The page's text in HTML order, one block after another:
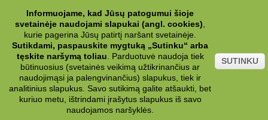
Kategorijos
Kosmetika
Kūno priežiūrai
Nuo prakaito
Kūno prausikliai
Informuojame, kad Jūsų patogumui šioje
svetainėje naudojami slapukai (angl. cookies)
kurie pagerina Jūsų patirtį naršant svetainėje.
Sutikdami, paspauskite mygtuką „Sutinku“ arba
tęskite naršymą toliau
Parduotuvė naudoja tiek
būtinuosius (svetainės veikimą užtikrinančius ar
naudojimąsi ja palengvinančius) slapukus, tiek ir
analitinius slapukus. Savo sutikimą galite atšaukti, bet
kuriuo metu, ištrindami įrašytus slapukus iš savo
naudojamos naršyklės.
SUTINKU